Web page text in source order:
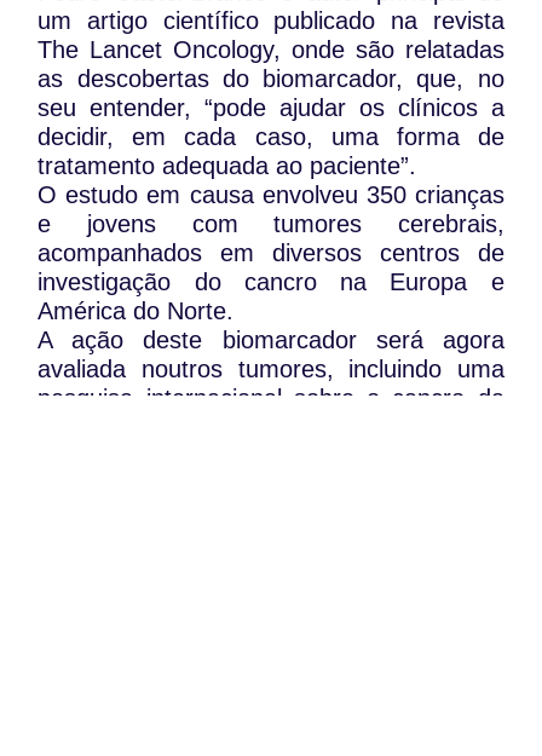
um artigo científico publicado na revista
The Lancet Oncology, onde são relatadas
as descobertas do biomarcador, que, no
seu entender, “pode ajudar os clínicos a
decidir, em cada caso, uma forma de
tratamento adequada ao paciente”.
O estudo em causa envolveu 350 crianças
e jovens com tumores cerebrais,
acompanhados em diversos centros de
investigação do cancro na Europa e
América do Norte.
A ação deste biomarcador será agora
avaliada noutros tumores, incluindo uma
pesquisa internacional sobre o cancro da